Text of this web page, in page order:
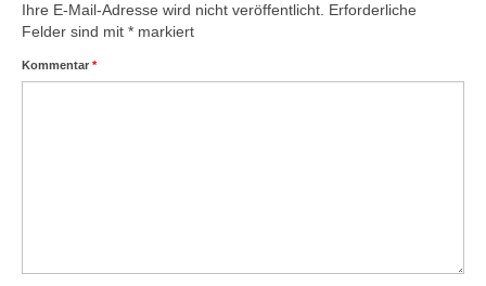
Ihre E-Mail-Adresse wird nicht veröffentlicht. Erforderliche
Felder sind mit * markiert
Kommentar *